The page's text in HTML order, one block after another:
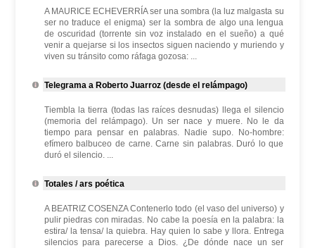
A MAURICE ECHEVERRÍA ser una sombra (la luz malgasta su
ser no traduce el enigma) ser la sombra de algo una lengua
de oscuridad (torrente sin voz instalado en el sueño) a qué
venir a quejarse si los insectos siguen naciendo y muriendo y
viven su tránsito como ráfaga gozosa: ...
Telegrama a Roberto Juarroz (desde el relámpago)
Tiembla la tierra (todas las raíces desnudas) llega el silencio
(memoria del relámpago). Un ser nace y muere. No le da
tiempo para pensar en palabras. Nadie supo. No-hombre:
efímero balbuceo de carne. Carne sin palabras. Duró lo que
duró el silencio. ...
Totales / ars poética
A BEATRIZ COSENZA Contenerlo todo (el vaso del universo) y
pulir piedras con miradas. No cabe la poesía en la palabra: la
estira/ la tensa/ la quiebra. Hay quien lo sabe y llora. Entrega
silencios para parecerse a Dios. ¿De dónde nace un ser